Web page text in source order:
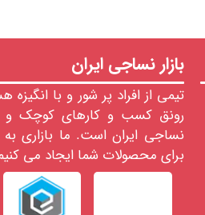
بازار نساجی ایران
تیمی از افراد پر شور و با
رونق کسب و کارهای کوچک
نساجی ایران است. ما بازاری
برای محصولات شما ایجاد می